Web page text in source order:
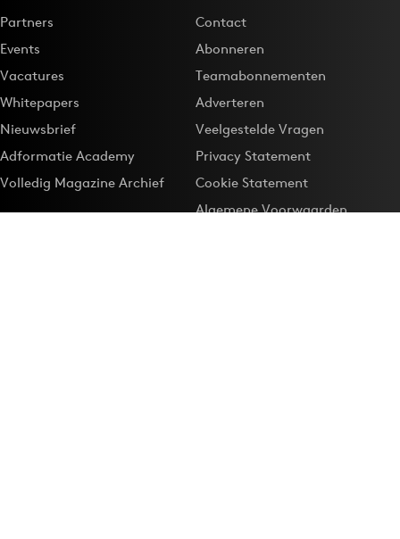
Partners
Events
Vacatures
Whitepapers
Nieuwsbrief
Adformatie Academy
Volledig Magazine Archief
Contact
Abonneren
Teamabonnementen
Adverteren
Veelgestelde Vragen
Privacy Statement
Cookie Statement
Algemene Voorwaarden